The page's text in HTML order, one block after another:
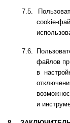
7.5.
cookie-
7.6.
файлов
в
и